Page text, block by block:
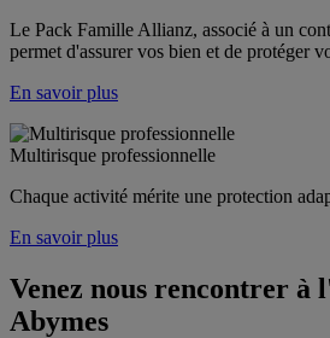
Le Pack Famille Allianz, associé à un
permet d'assurer vos bien et de protéger
En savoir plus
Multirisque professionnelle
Chaque activité mérite une protection
En savoir plus
Venez nous rencontrer à
Abymes